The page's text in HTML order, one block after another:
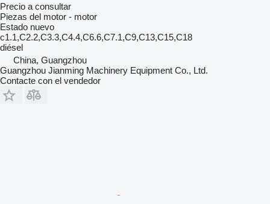
Precio a consultar
Piezas del motor - motor
Estado nuevo
c1.1,C2.2,C3.3,C4.4,C6.6,C7.1,C9,C13,C15,C18
diésel
China, Guangzhou
Guangzhou Jianming Machinery Equipment Co., Ltd.
Contacte con el vendedor